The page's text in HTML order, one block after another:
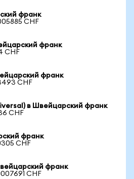
франк
CHF
франк
CHF
франк
CHF
в Швейцарский франк
CHF
франк
CHF
франк
CHF